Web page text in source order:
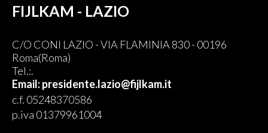
FIJLKAM - LAZIO
C/O CONI LAZIO - VIA FLAMINIA 830 - 00196
Roma(Roma)
Tel.:.
Email: presidente.lazio@fijlkam.it
c.f. 05248370586
p.iva 01379961004